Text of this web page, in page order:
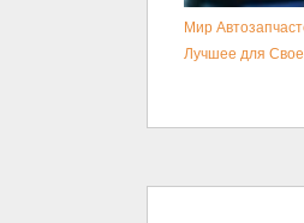
Мир
Лучшее для